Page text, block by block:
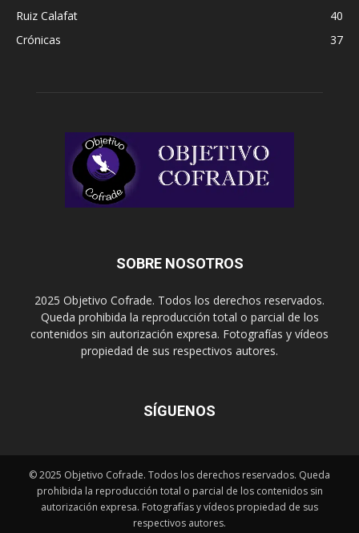
Ruiz Calafat
40
Crónicas
37
SOBRE NOSOTROS
2025 Objetivo Cofrade. Todos los derechos reservados.
Queda prohibida la reproducción total o parcial de los
contenidos sin autorización expresa. Fotografías y vídeos
propiedad de sus respectivos autores.
SÍGUENOS
© 2025 Objetivo Cofrade. Todos los derechos reservados. Queda
prohibida la reproducción total o parcial de los contenidos sin
autorización expresa. Fotografías y vídeos propiedad de sus
respectivos autores.